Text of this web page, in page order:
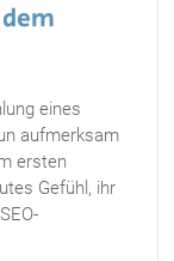
eines
aufmerksam
ersten
Gefühl, ihr